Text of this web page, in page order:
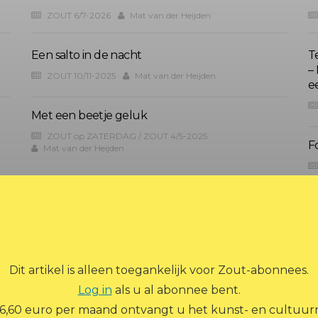
Dit artikel is alleen toegankelijk voor Zout-abonnees.
Log in als u al abonnee bent.
euro per maand ontvangt u het kunst- en
ZOUT 6/7-2026 Mat van der Heijden
Een salto in de nacht
ZOUT 10/11-2025 Mat van der Heijden
Met een beetje geluk
ZOUT op ZATERDAG / ZOUT 4/5-2025
Mat van der Heijden
–
ADVERTEREN ARCHIEF